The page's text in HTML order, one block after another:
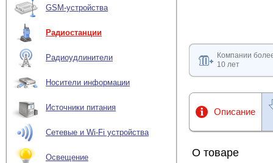
GSM-устройства
Радиостанции
Радиоудлинители
Носители информации
Источники питания
Сетевые и Wi-Fi устройства
Освещение
Компании
10 лет
Описание
О товаре